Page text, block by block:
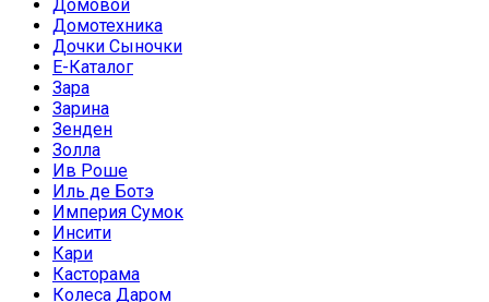
Домовой
Домотехника
Дочки Сыночки
Е-Каталог
Зара
Зарина
Зенден
Золла
Ив Роше
Иль де Ботэ
Империя Сумок
Инсити
Кари
Касторама
Колеса Даром